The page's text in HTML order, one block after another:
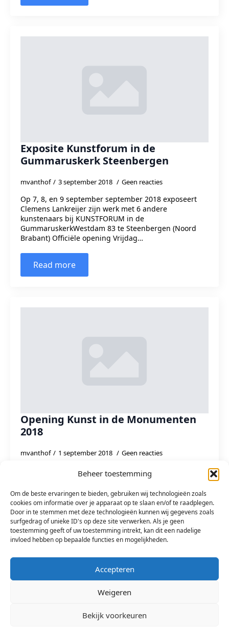
Beheer toestemming
Om de beste ervaringen te bieden, gebruiken wij technologieën zoals
cookies om informatie over je apparaat op te slaan en/of te raadplegen.
Door in te stemmen met deze technologieën kunnen wij gegevens zoals
surfgedrag of unieke ID's op deze site verwerken. Als je geen
toestemming geeft of uw toestemming intrekt, kan dit een nadelige
invloed hebben op bepaalde functies en mogelijkheden.
Accepteren
Weigeren
Bekijk voorkeuren
Exposite Kunstforum in de
Gummaruskerk Steenbergen
mvanthof 3 september 2018 Geen reacties
Op 7, 8, en 9 september september 2018 exposeert
Clemens Lankreijer zijn werk met 6 andere
kunstenaars bij KUNSTFORUM in de
GummaruskerkWestdam 83 te Steenbergen (Noord
Brabant) Officiële opening Vrijdag…
Read more
Opening Kunst in de Monumenten
2018
mvanthof 1 september 2018 Geen reacties
Op 7 september wordt Kunst in de monumenten
officieel gestart met het onthullen van het Esparanto
Reflex Monument. Aanvang 19:00 uur, Bolwerk.
Zuidwest TV heeft een reportage gemaakt van de…
Read more